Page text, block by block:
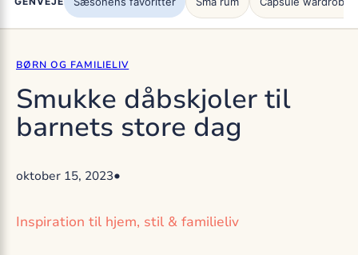
BØRN OG FAMILIELIV
Smukke dåbskjoler til
barnets store dag
oktober 15, 2023•
Inspiration til hjem, stil & familieliv